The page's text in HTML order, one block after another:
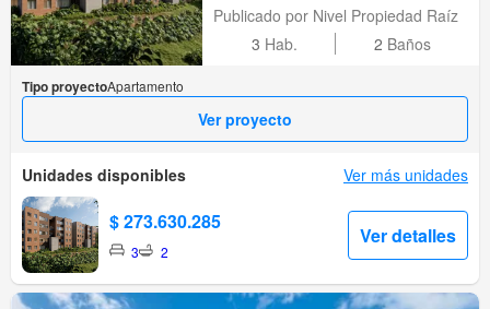
Publicado por Nivel Propiedad Raíz
3 Hab. 2 Baños
Tipo proyectoApartamento
Ver proyecto
Unidades disponibles Ver más unidades
$ 273.630.285
3 2
Ver detalles